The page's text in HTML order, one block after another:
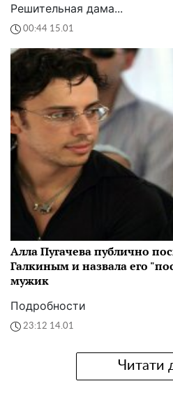
Решительная дама...
00:44 15.01
Алла Пугачева публично
Галкиным и назвала его
мужик
Подробности
23:12 14.01
Читати